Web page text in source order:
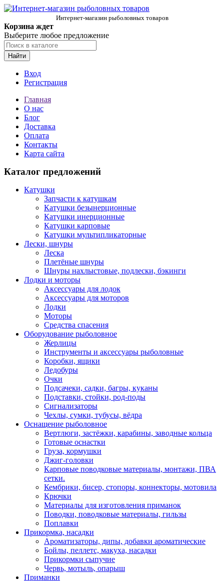
Интернет-магазин рыболовных товаров
Корзина ждет
Выберите любое предложение
Найти
Вход
Регистрация
Главная
О нас
Блог
Доставка
Оплата
Контакты
Карта сайта
Каталог предложений
Катушки
Запчасти к катушкам
Катушки безынерционные
Катушки инерционные
Катушки карповые
Катушки мультипликаторные
Лески, шнуры
Леска
Плетёные шнуры
Шнуры нахлыстовые, подлески, бэкинги
Лодки и моторы
Аксессуары для лодок
Аксессуары для моторов
Лодки
Моторы
Средства спасения
Оборудование рыболовное
Жерлицы
Инструменты и аксессуары рыболовные
Коробки, ящики
Ледобуры
Очки
Подсачеки, садки, багры, куканы
Подставки, стойки, род-поды
Сигнализаторы
Чехлы, сумки, тубусы, вёдра
Оснащение рыболовное
Вертлюги, застёжки, карабины, заводные кольца
Готовые оснастки
Груза, кормушки
Джиг-головки
Карповые поводковые материалы, монтажи, ПВА
сетки.
Кембрики, бисер, стопоры, коннекторы, мотовила
Крючки
Материалы для изготовления приманок
Поводки, поводковые материалы, гильзы
Поплавки
Прикормка, насадки
Ароматизаторы, дипы, добавки ароматические
Бойлы, пеллетс, макуха, насадки
Прикормки сыпучие
Червь, мотыль, опарыш
Приманки